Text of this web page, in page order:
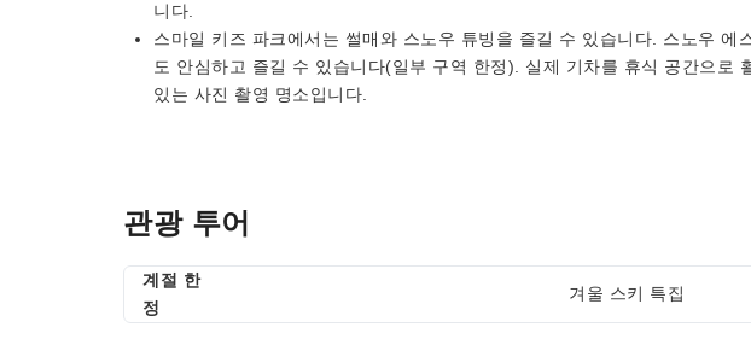
니다.
스마일 키즈 파크에서는 썰매와 스노우 튜빙을 즐길 수 있습니다. 스노우 에
도 안심하고 즐길 수 있습니다(일부 구역 한정). 실제 기차를 휴식 공간으로
있는 사진 촬영 명소입니다.
관광 투어
계절 한
정
겨울 스키 특집